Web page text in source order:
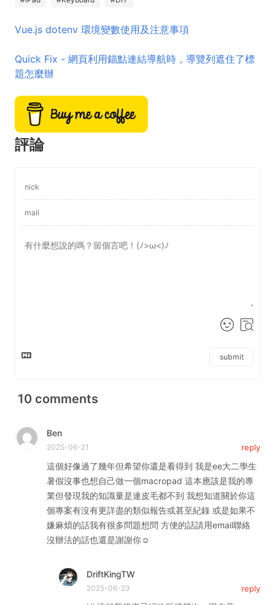
Vue.js dotenv 環境變數使用及注意事項
Quick Fix - 網頁利用錨點連結導航時，導覽列遮住了標
題怎麼辦
評論
submit
10 comments
Ben
2025-06-21 reply
這個好像過了幾年但希望你還是看得到 我是ee大二學生
暑假沒事也想自己做一個macropad 這本應該是我的專
業但發現我的知識量是連皮毛都不到 我想知道關於你這
個專案有沒有更詳盡的類似報告或甚至紀錄 或是如果不
嫌麻煩的話我有很多問題想問 方便的話請用email聯絡
沒辦法的話也還是謝謝你☺️
DriftKingTW
2025-06-23 reply